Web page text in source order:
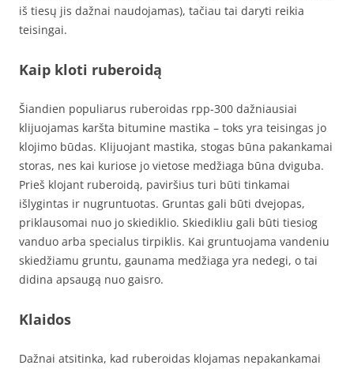
iš tiesų jis dažnai naudojamas), tačiau tai daryti reikia
teisingai.
Kaip kloti ruberoidą
Šiandien populiarus ruberoidas rpp-300 dažniausiai
klijuojamas karšta bitumine mastika – toks yra teisingas jo
klojimo būdas. Klijuojant mastika, stogas būna pakankamai
storas, nes kai kuriose jo vietose medžiaga būna dviguba.
Prieš klojant ruberoidą, paviršius turi būti tinkamai
išlygintas ir nugruntuotas. Gruntas gali būti dvejopas,
priklausomai nuo jo skiediklio. Skiedikliu gali būti tiesiog
vanduo arba specialus tirpiklis. Kai gruntuojama vandeniu
skiedžiamu gruntu, gaunama medžiaga yra nedegi, o tai
didina apsaugą nuo gaisro.
Klaidos
Dažnai atsitinka, kad ruberoidas klojamas nepakankamai